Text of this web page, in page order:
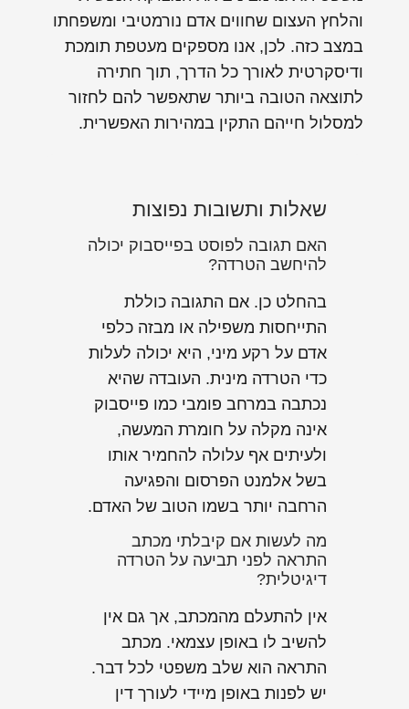
והלחץ העצום שחווים אדם נורמטיבי ומשפחתו
במצב כזה. לכן, אנו מספקים מעטפת תומכת
ודיסקרטית לאורך כל הדרך, תוך חתירה
לתוצאה הטובה ביותר שתאפשר להם לחזור
למסלול חייהם התקין במהירות האפשרית.
שאלות ותשובות נפוצות
האם תגובה לפוסט בפייסבוק יכולה
להיחשב הטרדה?
בהחלט כן. אם התגובה כוללת
התייחסות משפילה או מבזה כלפי
אדם על רקע מיני, היא יכולה לעלות
כדי הטרדה מינית. העובדה שהיא
נכתבה במרחב פומבי כמו פייסבוק
אינה מקלה על חומרת המעשה,
ולעיתים אף עלולה להחמיר אותו
בשל אלמנט הפרסום והפגיעה
הרחבה יותר בשמו הטוב של האדם.
מה לעשות אם קיבלתי מכתב
התראה לפני תביעה על הטרדה
דיגיטלית?
אין להתעלם מהמכתב, אך גם אין
להשיב לו באופן עצמאי. מכתב
התראה הוא שלב משפטי לכל דבר.
יש לפנות באופן מיידי לעורך דין